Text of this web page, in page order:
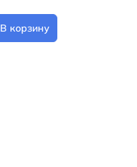
В корзину